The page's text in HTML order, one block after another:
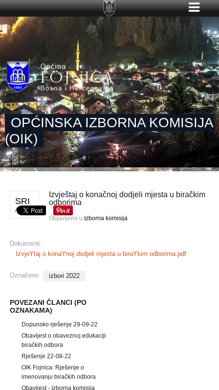
OPĆINSKA IZBORNA KOMISIJA
(OIK)
SRI
AVG 3
Izvještaj o konačnoj dodjeli mjesta u biračkim
odborima
Objavljeno u Izborna komisija
Dokumenti:
IzvjeYtaj o konaYnoj dodjeli mjesta u biraYkim odborima.pdf
Označeno izbori 2022
POVEZANI ČLANCI (PO
OZNAKAMA)
Dopunsko rješenje 29-09-22
Obavijest o obaveznoj edukaciji
biračkih odbora
Rješenje 22-08-22
OIK Fojnica: Rješenje o
imenovanju biračkih odbora
Obavijest - Izborna komisija